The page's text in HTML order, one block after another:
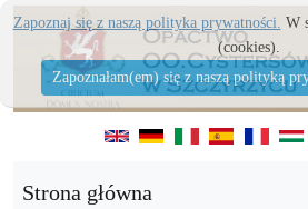
Strona główna
Zapoznaj się z naszą polityka prywatności. W
(cookies).
Zapoznałam(em) się z naszą polityką